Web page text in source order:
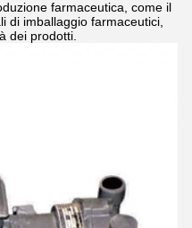
farmaceutica, come il
di imballaggio farmaceutici,
dei prodotti.